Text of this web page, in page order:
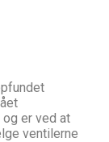
er ved at
ventilerne